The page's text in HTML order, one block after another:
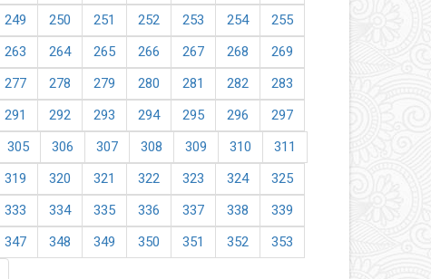
249 250 251 252 253 254
255
263 264 265 266 267 268
269
277 278 279 280 281 282
283
291 292 293 294 295 296
297
305 306 307 308 309 310
311
319 320 321 322 323 324
325
333 334 335 336 337 338
339
347 348 349 350 351 352
353